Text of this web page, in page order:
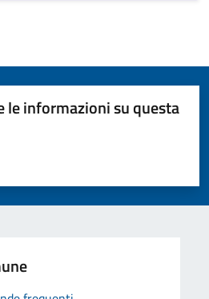
le informazioni su questa
su 5
su 5
5